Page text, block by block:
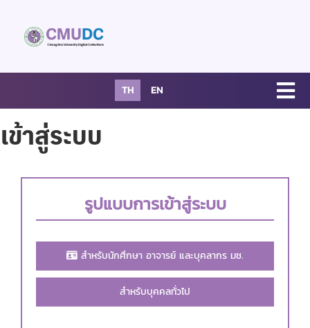
TH EN
เข้าสู่ระบบ
รูปแบบการเข้าสู่ระบบ
สำหรับนักศึกษา อาจารย์ และบุคลากร มช.
สำหรับบุคคลทั่วไป